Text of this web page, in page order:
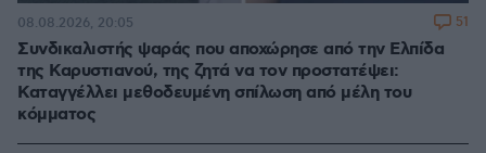
Συνδικαλιστής ψαράς που αποχώρησε από την Ελπίδα
της Καρυστιανού, της ζητά να τον προστατέψει:
Καταγγέλλει μεθοδευμένη σπίλωση από μέλη του
κόμματος
08.08.2026, 20:05 51